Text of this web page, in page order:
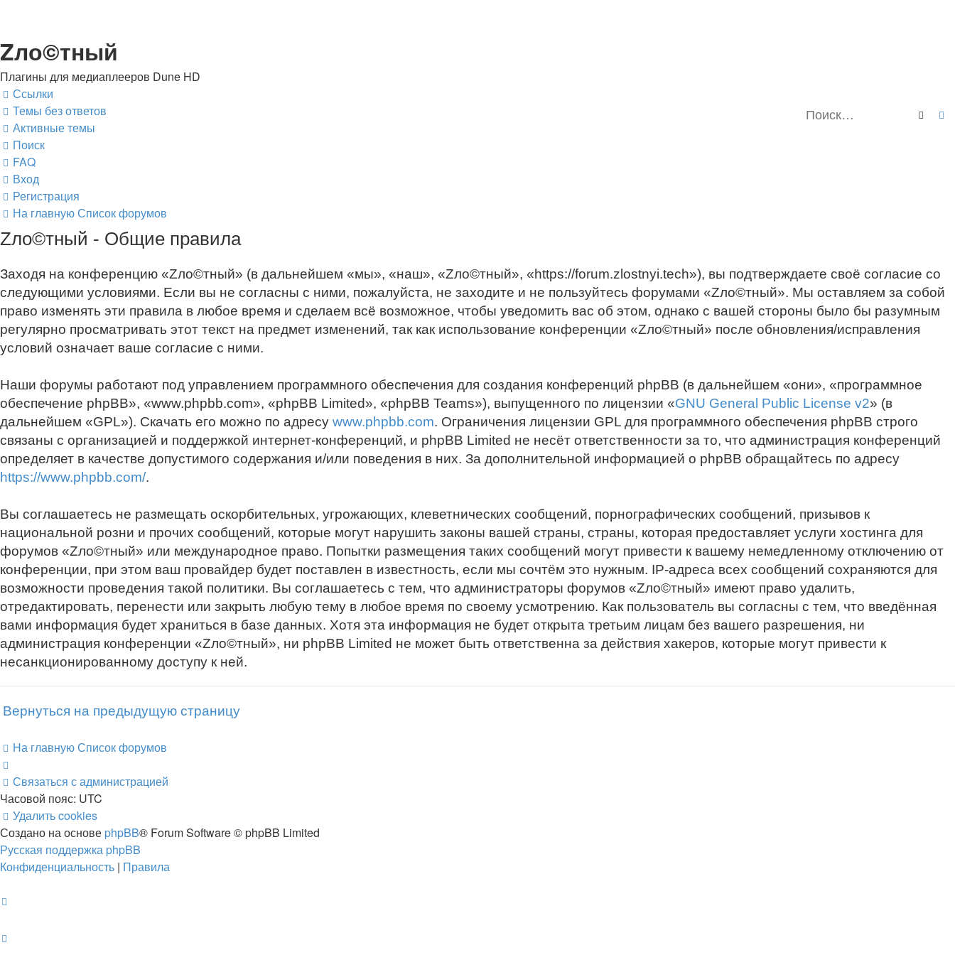
Zло©тный
Плагины для медиаплееров Dune HD
Поиск
Ссылки
Темы без ответов
Активные темы
Поиск
FAQ
Вход
Регистрация
На главнуюСписок форумов
Zло©тный - Общие правила
Заходя на конференцию «Zло©тный» (в дальнейшем «мы», «наш», «Zло©тный», «https://forum.zlostnyi.tech»), вы подтверждаете своё согласие со
следующими условиями. Если вы не согласны с ними, пожалуйста, не заходите и не пользуйтесь форумами «Zло©тный». Мы оставляем за собой
право изменять эти правила в любое время и сделаем всё возможное, чтобы уведомить вас об этом, однако с вашей стороны было бы разумным
регулярно просматривать этот текст на предмет изменений, так как использование конференции «Zло©тный» после обновления/исправления
условий означает ваше согласие с ними.
Наши форумы работают под управлением программного обеспечения для создания конференций phpBB (в дальнейшем «они», «программное
обеспечение phpBB», «www.phpbb.com», «phpBB Limited», «phpBB Teams»), выпущенного по лицензии «GNU General Public License v2» (в
дальнейшем «GPL»). Скачать его можно по адресу www.phpbb.com. Ограничения лицензии GPL для программного обеспечения phpBB строго
связаны с организацией и поддержкой интернет-конференций, и phpBB Limited не несёт ответственности за то, что администрация конференций
определяет в качестве допустимого содержания и/или поведения в них. За дополнительной информацией о phpBB обращайтесь по адресу
https://www.phpbb.com/.
Вы соглашаетесь не размещать оскорбительных, угрожающих, клеветнических сообщений, порнографических сообщений, призывов к
национальной розни и прочих сообщений, которые могут нарушить законы вашей страны, страны, которая предоставляет услуги хостинга для
форумов «Zло©тный» или международное право. Попытки размещения таких сообщений могут привести к вашему немедленному отключению от
конференции, при этом ваш провайдер будет поставлен в известность, если мы сочтём это нужным. IP-адреса всех сообщений сохраняются для
возможности проведения такой политики. Вы соглашаетесь с тем, что администраторы форумов «Zло©тный» имеют право удалить,
отредактировать, перенести или закрыть любую тему в любое время по своему усмотрению. Как пользователь вы согласны с тем, что введённая
вами информация будет храниться в базе данных. Хотя эта информация не будет открыта третьим лицам без вашего разрешения, ни
администрация конференции «Zло©тный», ни phpBB Limited не может быть ответственна за действия хакеров, которые могут привести к
несанкционированному доступу к ней.
Вернуться на предыдущую страницу
На главнуюСписок форумов
Связаться с администрацией
Часовой пояс: UTC
Удалить cookies
Создано на основе phpBB® Forum Software © phpBB Limited
Русская поддержка phpBB
Конфиденциальность | Правила